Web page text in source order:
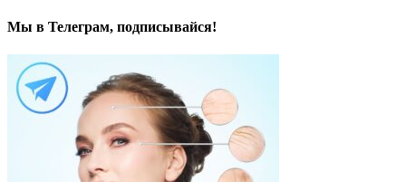
Мы в Телеграм, подписывайся!